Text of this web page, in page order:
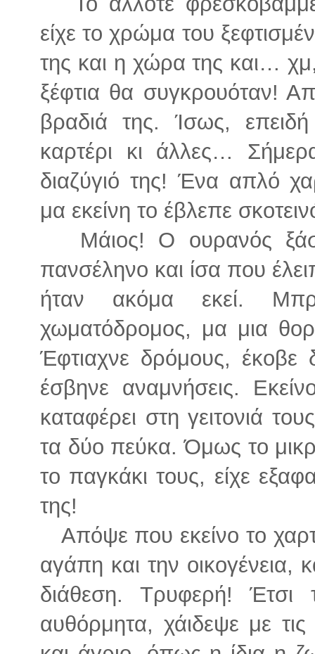
είχε το χρώμα του
της και η χώρα της και…
ξέφτια θα συγκρουόταν!
βραδιά της. Ίσως,
καρτέρι κι άλλες…
διαζύγιό της! Ένα απλό
μα εκείνη το έβλεπε
Μάιος! Ο ουρανός
πανσέληνο και ίσα που
ήταν ακόμα εκεί.
χωματόδρομος, μα μια
Έφτιαχνε δρόμους, έκοβε
έσβηνε αναμνήσεις.
καταφέρει στη γειτονιά
τα δύο πεύκα. Όμως το
το παγκάκι τους, είχε
της!
Απόψε που εκείνο το
αγάπη και την οικογένεια,
διάθεση. Τρυφερή! Έτσι
αυθόρμητα, χάιδεψε με